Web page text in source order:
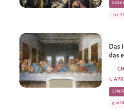
ESSAY
191
Das
das
·
1.
5